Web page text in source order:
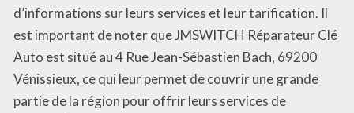
d’informations sur leurs services et leur tarification. Il
est important de noter que JMSWITCH Réparateur Clé
Auto est situé au 4 Rue Jean-Sébastien Bach, 69200
Vénissieux, ce qui leur permet de couvrir une grande
partie de la région pour offrir leurs services de